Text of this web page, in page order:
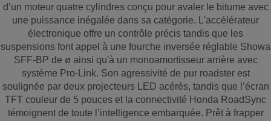
d’un moteur quatre cylindres conçu pour avaler le bitume avec
une puissance inégalée dans sa catégorie. L'accélérateur
électronique offre un contrôle précis tandis que les
suspensions font appel à une fourche inversée réglable Showa
SFF-BP de ø ainsi qu'à un monoamortisseur arrière avec
système Pro-Link. Son agressivité de pur roadster est
soulignée par deux projecteurs LED acérés, tandis que l’écran
TFT couleur de 5 pouces et la connectivité Honda RoadSync
témoignent de toute l’intelligence embarquée. Prêt à frapper